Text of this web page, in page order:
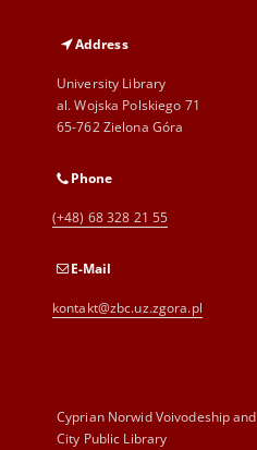
Address
University Library
al. Wojska Polskiego 71
65-762 Zielona Góra
Phone
(+48) 68 328 21 55
E-Mail
kontakt@zbc.uz.zgora.pl
Cyprian Norwid Voivodeship and
City Public Library